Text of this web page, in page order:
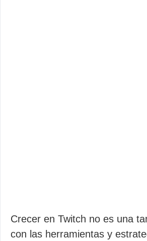
Crecer en Twitch no es una
con las herramientas y